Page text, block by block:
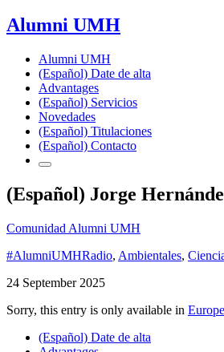
Alumni UMH
Alumni UMH
(Español) Date de alta
Advantages
(Español) Servicios
Novedades
(Español) Titulaciones
(Español) Contacto
(Español) Jorge
Comunidad Alumni UMH
#AlumniUMHRadio, Ambientales,
24 September 2025
Sorry, this entry is only available in
(Español) Date de alta